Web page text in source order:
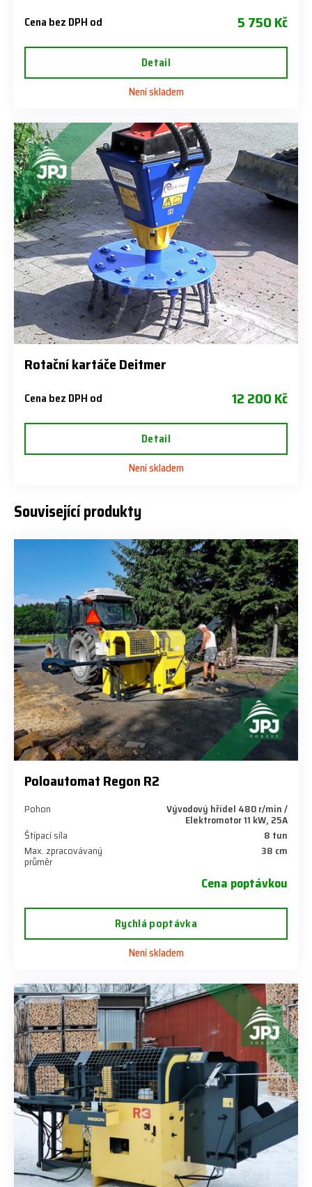
Cena bez DPH od 5 750 Kč
Detail
Není skladem
Rotační kartáče Deitmer
Cena bez DPH od 12 200 Kč
Detail
Není skladem
Související produkty
Poloautomat Regon R2
Pohon Vývodový hřídel 480 r/min /
Elektromotor 11 kW, 25A
Štípací síla
8 tun
Max. zpracovávaný
průměr
38 cm
Cena poptávkou
Rychlá poptávka
Není skladem